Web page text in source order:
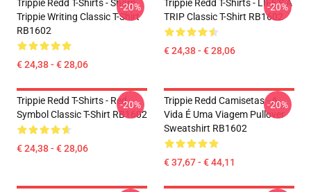
Trippie Redd T-Shirts - Sharp
Trippie Writing Classic T-Shirt
RB1602
€ 24,38 - € 28,06
-20%
Trippie Redd T-Shirts - LIFE'S A
TRIP Classic T-Shirt RB1602
€ 24,38 - € 28,06
-20%
Trippie Redd T-Shirts - Red
Symbol Classic T-Shirt RB1602
€ 24,38 - € 28,06
-20%
Trippie Redd Camisetas - A
Vida É Uma Viagem Pullover
Sweatshirt RB1602
€ 37,67 - € 44,11
-20%